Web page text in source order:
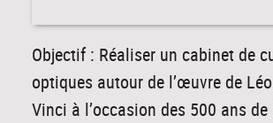
Objectif : Réaliser un cabinet de
optiques autour de l’œuvre de
Vinci à l’occasion des 500 ans de